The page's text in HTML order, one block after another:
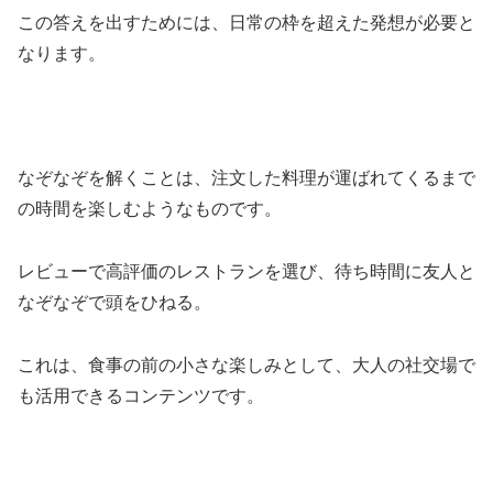
この答えを出すためには、日常の枠を超えた発想が必要と
なります。
なぞなぞを解くことは、注文した料理が運ばれてくるまで
の時間を楽しむようなものです。
レビューで高評価のレストランを選び、待ち時間に友人と
なぞなぞで頭をひねる。
これは、食事の前の小さな楽しみとして、大人の社交場で
も活用できるコンテンツです。